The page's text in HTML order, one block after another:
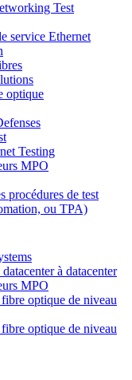
Test
service Ethernet
optique
Testing
MPO
procédures de test
ou TPA)
à datacenter
MPO
optique de niveau
optique de niveau